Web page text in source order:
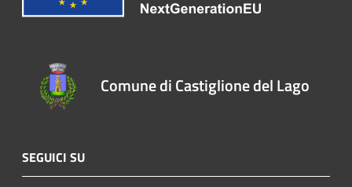
Comune di Castiglione del Lago
SEGUICI SU